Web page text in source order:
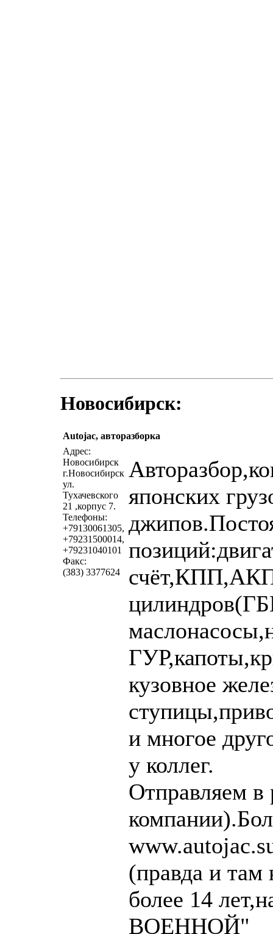
Новосибирск:
Autojac, авторазборка
Адрес:
Новосибирск
г.Новосибирск
ул.
Тухачевского
21 ,корпус 7.
Телефоны:
+79130061305,
+79231500014,
+79231040101
Факс:
(383) 3377624
японских
кузовное
и многое
у коллег.
Отправляем в
(правда и там
более 14
ВОЕННОЙ"